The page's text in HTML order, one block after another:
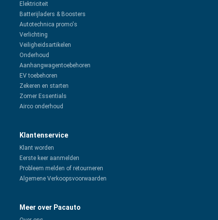
Elektriciteit
Batterijladers & Boosters
Autotechnica promo's
Verlichting
Veiligheidsartikelen
Onderhoud
Aanhangwagentoebehoren
EV toebehoren
Zekeren en starten
Zomer Essentials
Airco onderhoud
Klantenservice
Klant worden
Eerste keer aanmelden
Probleem melden of retourneren
Algemene Verkoopsvoorwaarden
Meer over Pacauto